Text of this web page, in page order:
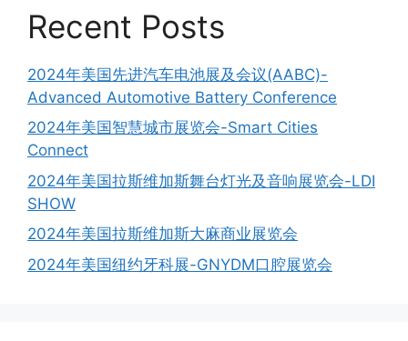
Recent Posts
2024年美国先进汽车电池展及会议(AABC)-
Advanced Automotive Battery Conference
2024年美国智慧城市展览会-Smart Cities
Connect
2024年美国拉斯维加斯舞台灯光及音响展览会-LDI
SHOW
2024年美国拉斯维加斯大麻商业展览会
2024年美国纽约牙科展-GNYDM口腔展览会